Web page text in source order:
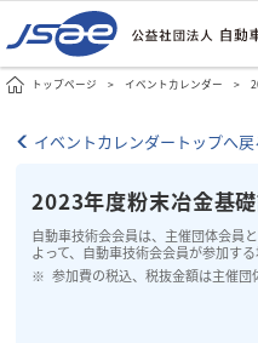
トップページ イベントカレンダー
イベントカレンダートップへ戻
2023年度粉末冶金基
自動車技術会会員は、主催団体会員
よって、自動車技術会会員が参加す
参加費の税込、税抜金額は主催団